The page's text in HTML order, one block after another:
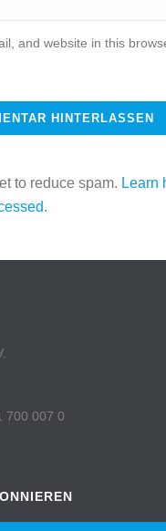
and website in this
to reduce spam. Learn
700 007 0